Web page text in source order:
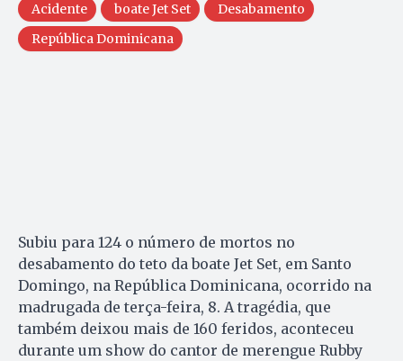
Acidente boate Jet Set
Desabamento
República Dominicana
Subiu para 124 o número de mortos no
desabamento do teto da boate Jet Set, em Santo
Domingo, na República Dominicana, ocorrido na
madrugada de terça-feira, 8. A tragédia, que
também deixou mais de 160 feridos, aconteceu
durante um show do cantor de merengue Rubby